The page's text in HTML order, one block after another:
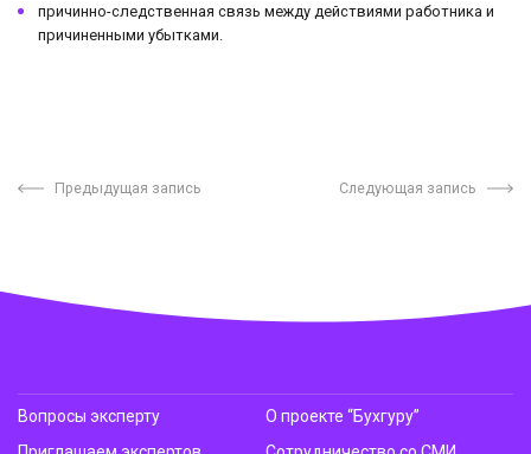
причинно-следственная связь между действиями работника и
причиненными убытками.
Предыдущая запись Следующая запись
Вопросы эксперту
О проекте “Бухгуру”